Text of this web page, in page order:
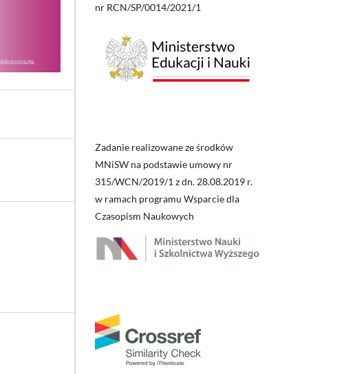
nr RCN/SP/0014/2021/1
Zadanie realizowane ze środków
MNiSW na podstawie umowy nr
315/WCN/2019/1 z dn. 28.08.2019 r.
w ramach programu Wsparcie dla
Czasopism Naukowych